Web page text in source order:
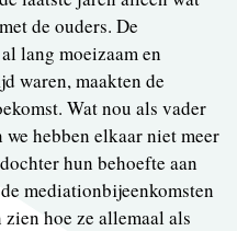
de ouders. De
lang moeizaam en
waren, maakten de
Wat nou als vader
hebben elkaar niet meer
hun behoefte aan
mediationbijeenkomsten
hoe ze allemaal als